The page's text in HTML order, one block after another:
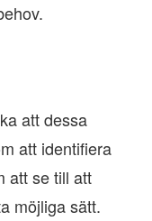
att dessa
att identifiera
att se till att
möjliga sätt.